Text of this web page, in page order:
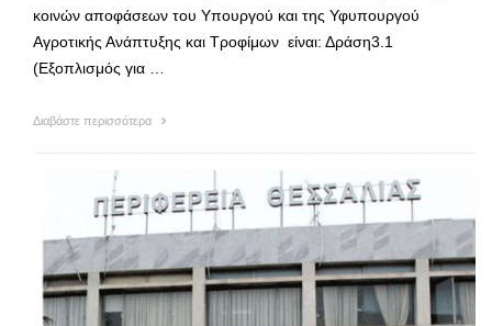
κοινών αποφάσεων του Υπουργού και της Υφυπουργού
Αγροτικής Ανάπτυξης και Τροφίμων είναι: Δράση3.1
(Εξοπλισμός για …
Διαβάστε περισσότερα